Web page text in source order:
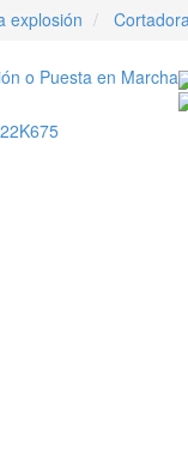
explosión